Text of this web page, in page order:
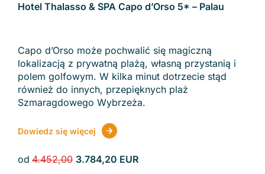
Hotel Thalasso & SPA Capo d’Orso 5* – Palau
Capo d’Orso może pochwalić się magiczną
lokalizacją z prywatną plażą, własną przystanią i
polem golfowym. W kilka minut dotrzecie stąd
również do innych, przepięknych plaż
Szmaragdowego Wybrzeża.
Dowiedz się więcej
od 4.452,00 3.784,20 EUR